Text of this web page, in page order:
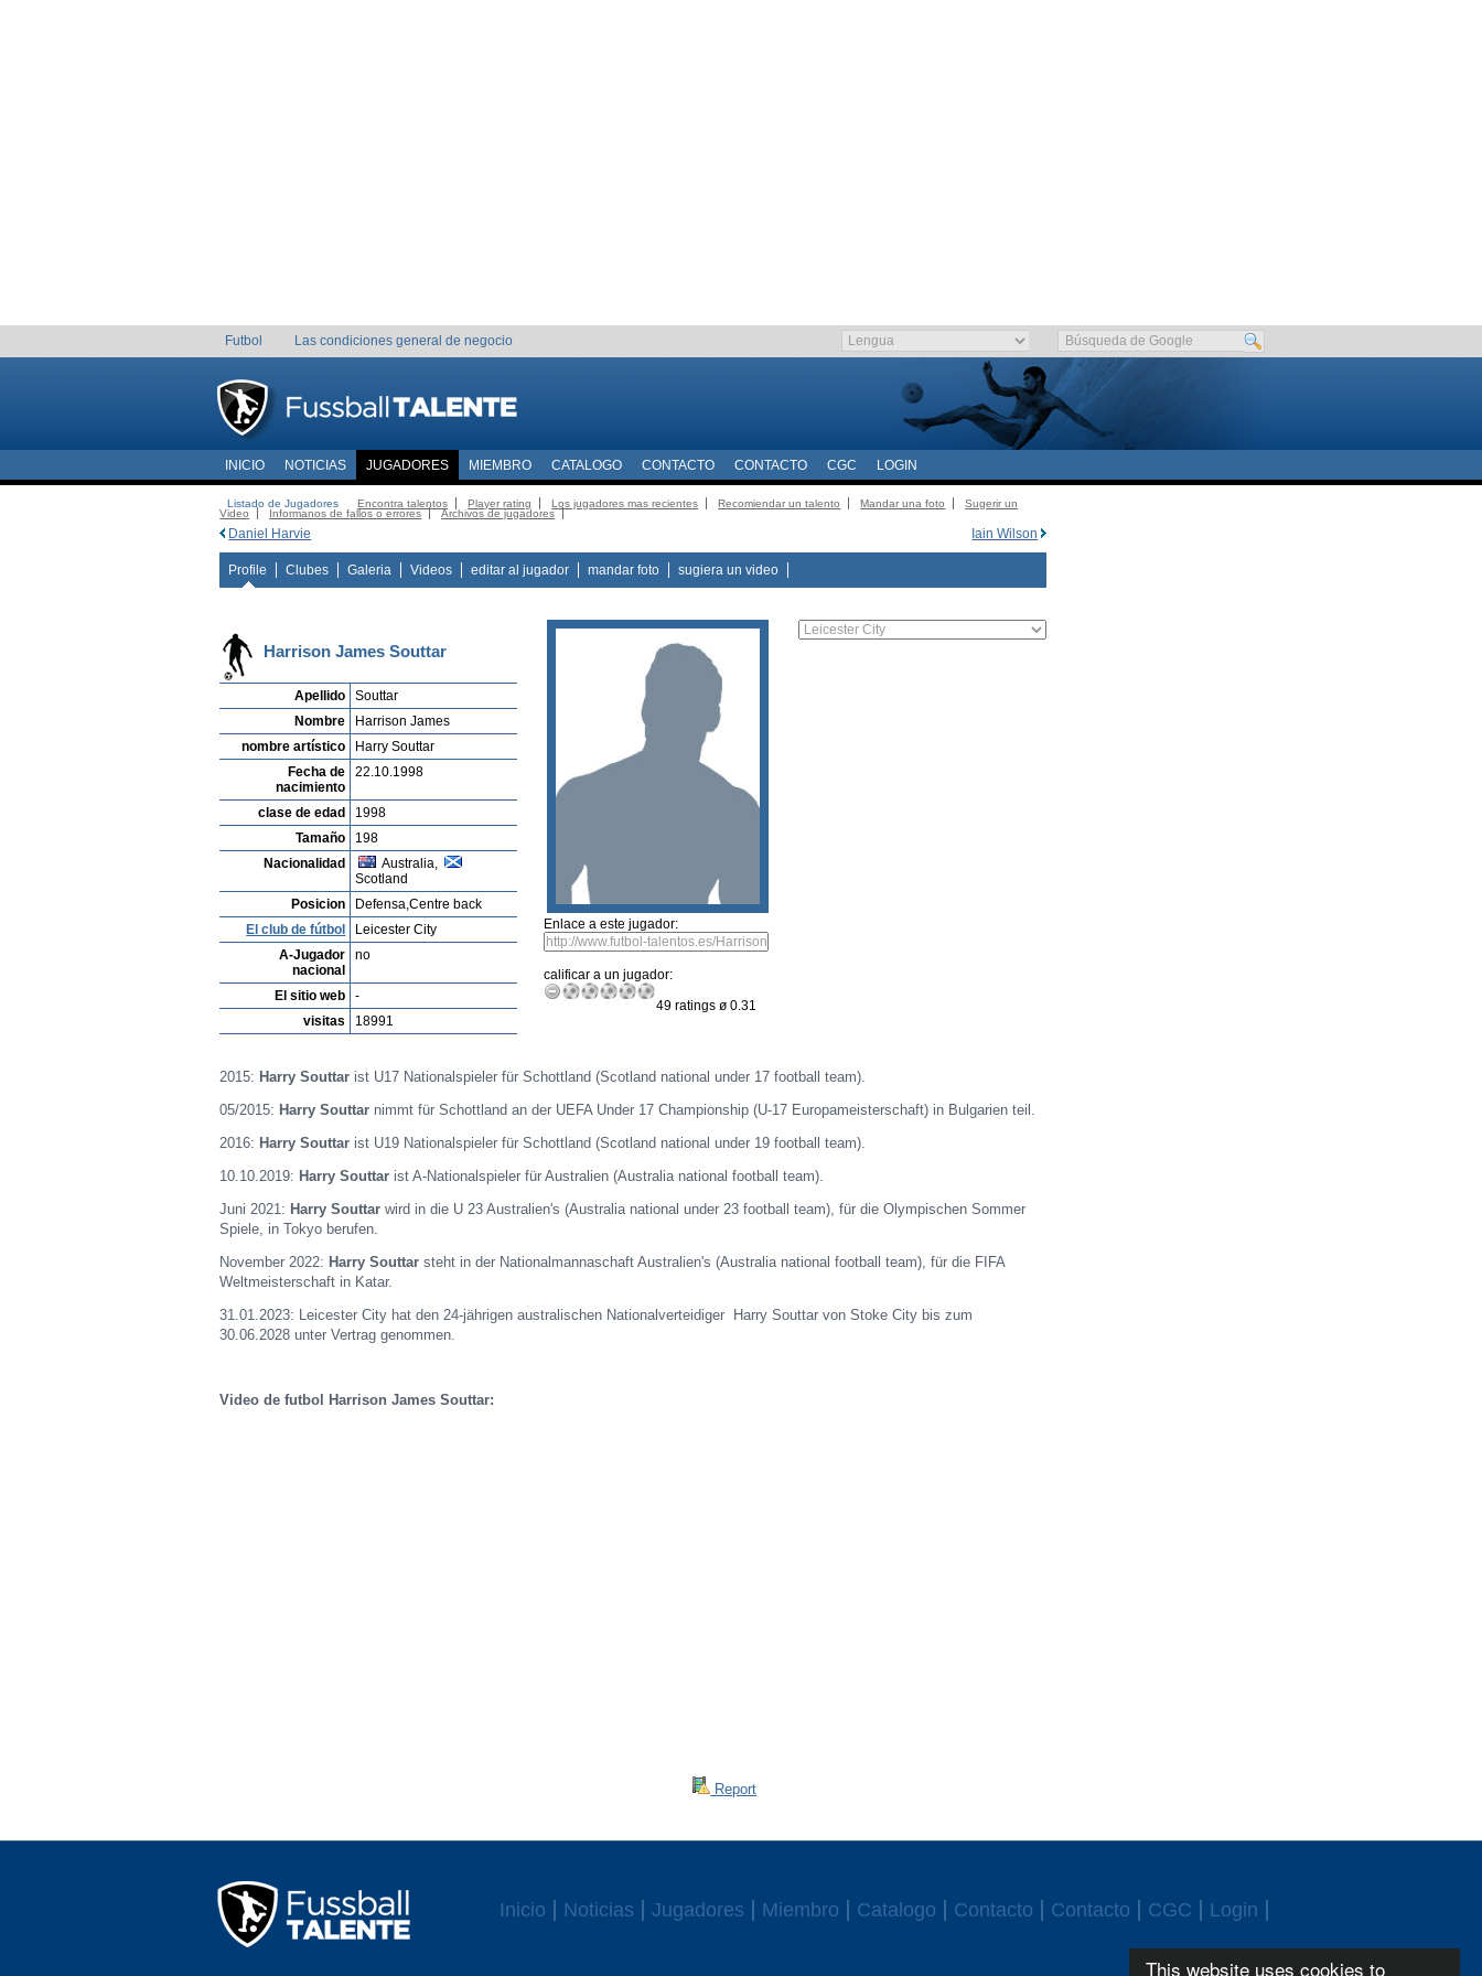
This website uses cookies to
Futbol Las condiciones general de negocio
INICIO NOTICIAS JUGADORES MIEMBRO CATALOGO CONTACTO CONTACTO CGC LOGIN
Listado de Jugadores Encontra talentos Player rating Los jugadores mas recientes Recomiendar un talento Mandar una foto
Sugerir un
Video
Informanos de fallos o errores Archivos de jugadores
Iain Wilson
Daniel Harvie
Profile Clubes Galeria Videos editar al jugador mandar foto sugiera un video
Harrison James Souttar
Apellido
Souttar
Nombre
Harrison James
nombre artístico
Harry Souttar
Fecha de
nacimiento
22.10.1998
clase de edad
1998
Tamaño
198
Nacionalidad
Australia,
Scotland
Posicion
Defensa,Centre back
El club de fútbol
Leicester City
A-Jugador
nacional
no
El sitio web
-
visitas
18991
Enlace a este jugador:
calificar a un jugador:
49 ratings ø 0.31
2015: Harry Souttar ist U17 Nationalspieler für Schottland (Scotland national under 17 football team).
05/2015: Harry Souttar nimmt für Schottland an der UEFA Under 17 Championship (U-17 Europameisterschaft) in Bulgarien teil.
2016: Harry Souttar ist U19 Nationalspieler für Schottland (Scotland national under 19 football team).
10.10.2019: Harry Souttar ist A-Nationalspieler für Australien (Australia national football team).
Juni 2021: Harry Souttarwird in die U 23 Australien's (Australia national under 23 football team), für die Olympischen Sommer
Spiele, in Tokyo berufen.
November 2022: Harry Souttarsteht in der Nationalmannaschaft Australien's (Australia national football team), für die FIFA
Weltmeisterschaft in Katar.
31.01.2023: Leicester City hat den 24-jährigen australischen Nationalverteidiger Harry Souttar von Stoke City bis zum
30.06.2028 unter Vertrag genommen.
Video de futbol Harrison James Souttar:
Report
Inicio Noticias Jugadores Miembro Catalogo Contacto Contacto CGC Login